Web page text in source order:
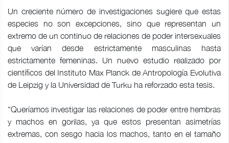
Un creciente número de investigaciones sugiere que estas
especies no son excepciones, sino que representan un
extremo de un continuo de relaciones de poder intersexuales
que varían desde estrictamente masculinas hasta
estrictamente femeninas. Un nuevo estudio realizado por
científicos del Instituto Max Planck de Antropología Evolutiva
de Leipzig y la Universidad de Turku ha reforzado esta tesis.
"Queríamos investigar las relaciones de poder entre hembras
y machos en gorilas, ya que estos presentan asimetrías
extremas, con sesgo hacia los machos, tanto en el tamaño